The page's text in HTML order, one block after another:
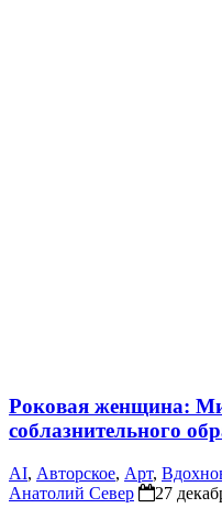
Роковая женщина:
соблазнительного
AI, Авторское, Арт,
Анатолий Север
27